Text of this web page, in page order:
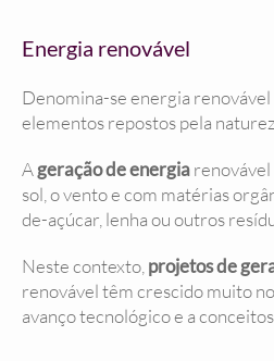
Energia renovável
Denomina-se energia
elementos repostos pela
Ageração de energiarenovável
sol, o vento e com matérias
de-açúcar, lenha ou outros
Neste contexto, projetos de
renovável têm crescido muito
avanço tecnológico e a